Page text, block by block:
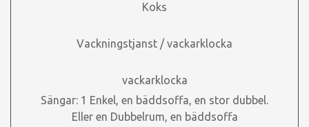
Koks
Vackningstjanst / vackarklocka
vackarklocka
Sängar: 1 Enkel, en bäddsoffa, en stor dubbel.
Eller en Dubbelrum, en bäddsoffa